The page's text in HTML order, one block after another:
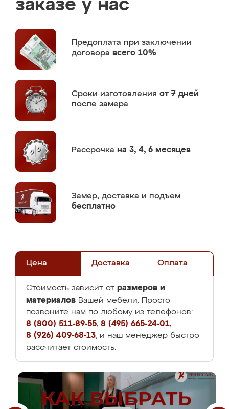
заказе у нас
Предоплата при заключении
договора всего 10%
Сроки изготовления от 7 дней
после замера
Рассрочка на 3, 4, 6 месяцев
Замер, доставка и подъем
бесплатно
Цена Доставка Оплата
Стоимость зависит от размеров и
материалов Вашей мебели. Просто
позвоните нам по любому из телефонов:
8 (800) 511-89-55, 8 (495) 665-24-01,
8 (926) 409-68-13, и наш менеджер быстро
рассчитает стоимость.